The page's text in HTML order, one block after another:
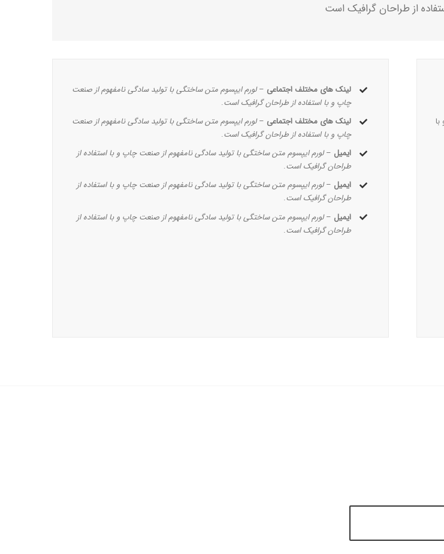
از طراحان گرافیک است
لینک های مختلف اجتماعی –لورم ایپسوم متن ساختگی با تولید سادگی نامفهوم از صنعت
چاپ و با استفاده از طراحان گرافیک است.
لینک های مختلف اجتماعی –لورم ایپسوم متن ساختگی با تولید سادگی نامفهوم از صنعت
چاپ و با استفاده از طراحان گرافیک است.
ایمیل –لورم ایپسوم متن ساختگی با تولید سادگی نامفهوم از صنعت چاپ و با استفاده از
طراحان گرافیک است.
ایمیل –لورم ایپسوم متن ساختگی با تولید سادگی نامفهوم از صنعت چاپ و با استفاده از
طراحان گرافیک است.
ایمیل –لورم ایپسوم متن ساختگی با تولید سادگی نامفهوم از صنعت چاپ و با استفاده از
طراحان گرافیک است.